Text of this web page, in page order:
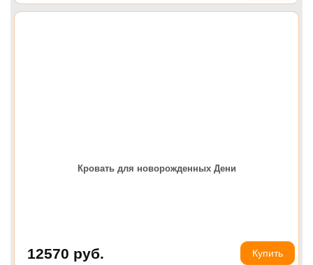
Кровать для новорожденных Дени
12570 руб. Купить